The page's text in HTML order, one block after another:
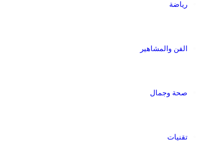
الفن والمشاهير
صحة وجمال